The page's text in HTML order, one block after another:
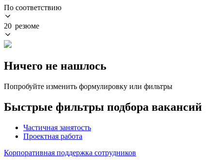
По соответствию
20 резюме
Ничего не нашлось
Попробуйте изменить формулировку или фильтры
Быстрые фильтры подбора вакансий
Частичная занятость
Проектная работа
Корпоративная поддержка сотрудников